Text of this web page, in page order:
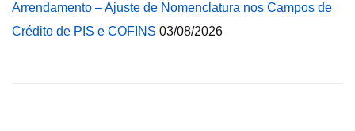
Arrendamento – Ajuste de Nomenclatura nos Campos de
Crédito de PIS e COFINS 03/08/2026